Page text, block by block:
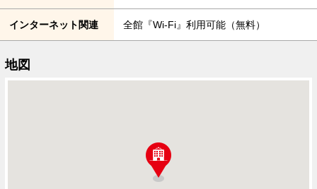
インターネット関連 全館『Wi-Fi』利用可能（無料）
地図